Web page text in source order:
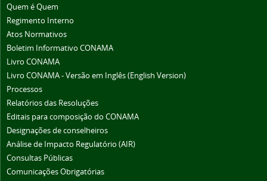
Quem é Quem
Regimento Interno
Atos Normativos
Boletim Informativo CONAMA
Livro CONAMA
Livro CONAMA - Versão em Inglês (English Version)
Processos
Relatórios das Resoluções
Editais para composição do CONAMA
Designações de conselheiros
Análise de Impacto Regulatório (AIR)
Consultas Públicas
Comunicações Obrigatórias